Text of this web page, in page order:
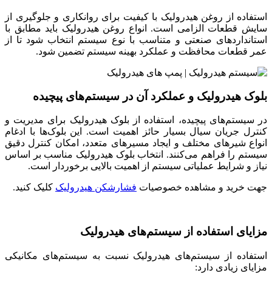
استفاده از روغن هیدرولیک با کیفیت برای روانکاری و جلوگیری از
سایش قطعات الزامی است. انواع روغن هیدرولیک باید مطابق با
استانداردهای صنعتی و متناسب با نوع سیستم انتخاب شود تا از
عمر قطعات محافظت و عملکرد بهینه سیستم تضمین شود.
بلوک هیدرولیک و عملکرد آن در سیستم‌های پیچیده
در سیستم‌های پیچیده، استفاده از بلوک هیدرولیک برای مدیریت و
کنترل جریان سیال بسیار حائز اهمیت است. این بلوک‌ها با ادغام
انواع شیرهای مختلف و ایجاد مسیرهای متعدد، امکان کنترل دقیق
سیستم را فراهم می‌کنند. انتخاب بلوک هیدرولیک مناسب بر اساس
نیاز و شرایط عملیاتی سیستم از اهمیت بالایی برخوردار است.
جهت خرید و مشاهده خصوصیات فشارشکن هیدرولیک کلیک کنید.
مزایای استفاده از سیستم‌های هیدرولیک
استفاده از سیستم‌های هیدرولیک نسبت به سیستم‌های مکانیکی
مزایای زیادی دارد: